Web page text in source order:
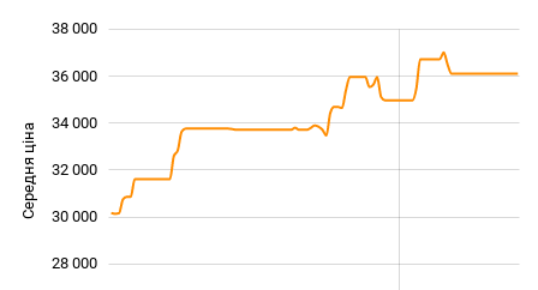
Середня ціна 26 000
28 000
30 000
32 000
34 000
36 000
38 000